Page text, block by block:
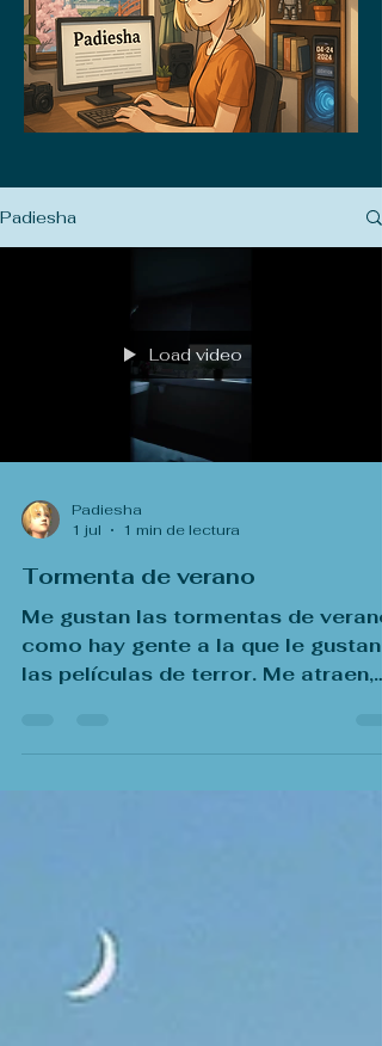
Padiesha
Load video
Padiesha
1 jul
1 min de lectura
Tormenta de verano
Me gustan las tormentas de verano
como hay gente a la que le gustan
las películas de terror. Me atraen,
eso que pasa es peligroso, pero....